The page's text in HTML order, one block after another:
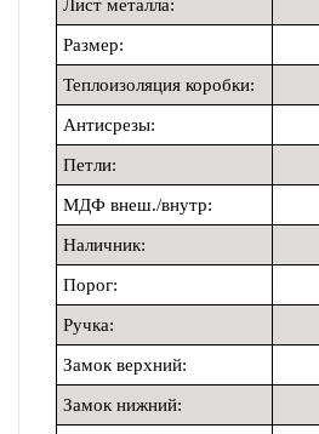
Лист металла:
Размер:
Теплоизоляция коробки:
Антисрезы:
Петли:
МДФ внеш./внутр:
Наличник:
Порог:
Ручка:
Замок верхний:
Замок нижний: